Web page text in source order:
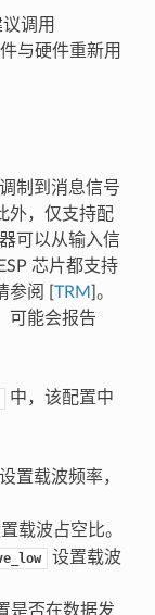
调用
与硬件重新用
制到消息信号
外，仅支持配
可以从输入信
芯片都支持
阅 [ TRM ]。
可能会报告
中，该配置中
设置载波频率，
载波占空比。
设置载波
是否在数据发